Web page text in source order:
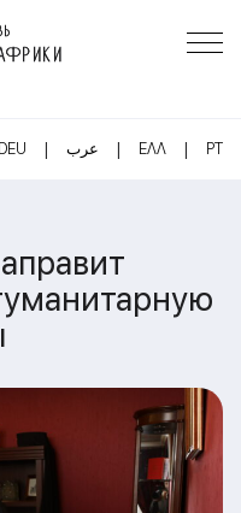
DEU | عرب | ΕΛΛ | PT